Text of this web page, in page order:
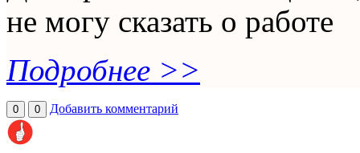
не могу сказать о работе
Подробнее >>
0 0 Добавить комментарий